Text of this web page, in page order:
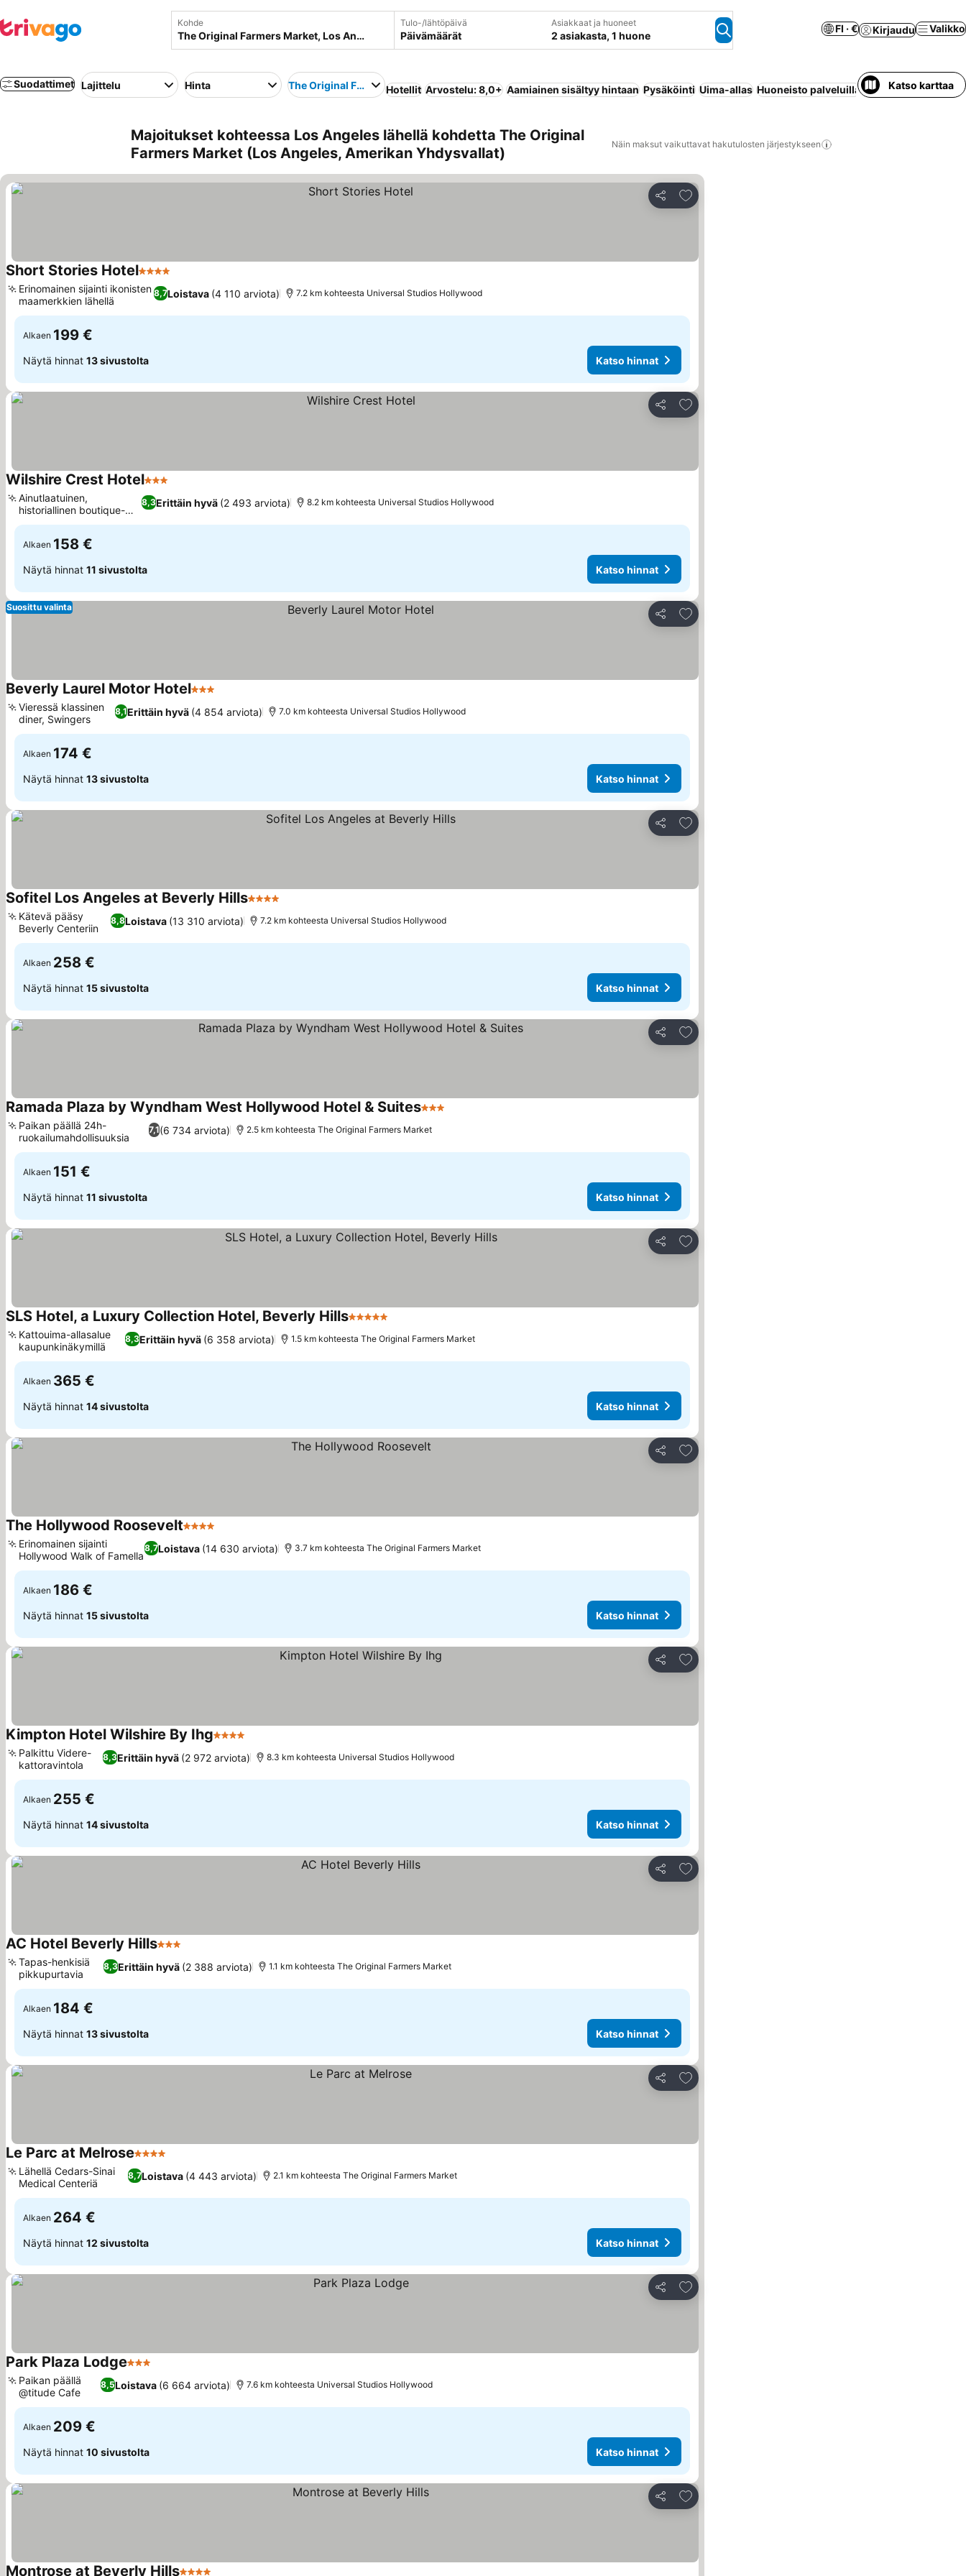
Kohde Tulo-/lähtöpäivä
Päivämäärät
Asiakkaat ja huoneet
2 asiakasta, 1 huone
FI · € Kirjaudu Valikko
Suodattimet Lajittelu Hinta The Original Farmers Market
Hotellit Arvostelu: 8,0+ Aamiainen sisältyy hintaan Pysäköinti Uima-allas Huoneisto palveluilla Maksuton peruutus
Katso karttaa
Majoitukset kohteessa Los Angeles lähellä kohdetta The Original
Farmers Market (Los Angeles, Amerikan Yhdysvallat)
Näin maksut vaikuttavat hakutulosten järjestykseen
Jaa
Lisää suosikkeihin
Short Stories Hotel4 Tähtiluokitus
8,7Loistava (4 110 arviota)
Erinomainen sijainti ikonisten
maamerkkien lähellä
7.2 km kohteesta Universal Studios Hollywood
Alkaen 199 €
Näytä hinnat 13 sivustolta Katso hinnat
Jaa
Lisää suosikkeihin
Wilshire Crest Hotel3 Tähtiluokitus
8,3Erittäin hyvä (2 493 arviota)
Ainutlaatuinen,
historiallinen boutique-
viehätys
8.2 km kohteesta Universal Studios Hollywood
Alkaen 158 €
Näytä hinnat 11 sivustolta Katso hinnat
Jaa
Lisää suosikkeihin
Suosittu valinta
Beverly Laurel Motor Hotel3 Tähtiluokitus
8,1Erittäin hyvä (4 854 arviota)
Vieressä klassinen
diner, Swingers
7.0 km kohteesta Universal Studios Hollywood
Alkaen 174 €
Näytä hinnat 13 sivustolta Katso hinnat
Jaa
Lisää suosikkeihin
Sofitel Los Angeles at Beverly Hills4 Tähtiluokitus
8,8Loistava (13 310 arviota)
Kätevä pääsy
Beverly Centeriin
7.2 km kohteesta Universal Studios Hollywood
Alkaen 258 €
Näytä hinnat 15 sivustolta Katso hinnat
Jaa
Lisää suosikkeihin
Ramada Plaza by Wyndham West Hollywood Hotel & Suites3 Tähtiluokitus
7,1(6 734 arviota)
Paikan päällä 24h-
ruokailumahdollisuuksia
2.5 km kohteesta The Original Farmers Market
Alkaen 151 €
Näytä hinnat 11 sivustolta Katso hinnat
Jaa
Lisää suosikkeihin
SLS Hotel, a Luxury Collection Hotel, Beverly Hills5 Tähtiluokitus
8,3Erittäin hyvä (6 358 arviota)
Kattouima-allasalue
kaupunkinäkymillä
1.5 km kohteesta The Original Farmers Market
Alkaen 365 €
Näytä hinnat 14 sivustolta Katso hinnat
Jaa
Lisää suosikkeihin
The Hollywood Roosevelt4 Tähtiluokitus
8,7Loistava (14 630 arviota)
Erinomainen sijainti
Hollywood Walk of Famella
3.7 km kohteesta The Original Farmers Market
Alkaen 186 €
Näytä hinnat 15 sivustolta Katso hinnat
Jaa
Lisää suosikkeihin
Kimpton Hotel Wilshire By Ihg4 Tähtiluokitus
8,3Erittäin hyvä (2 972 arviota)
Palkittu Videre-
kattoravintola
8.3 km kohteesta Universal Studios Hollywood
Alkaen 255 €
Näytä hinnat 14 sivustolta Katso hinnat
Jaa
Lisää suosikkeihin
AC Hotel Beverly Hills3 Tähtiluokitus
8,3Erittäin hyvä (2 388 arviota)
Tapas-henkisiä
pikkupurtavia
1.1 km kohteesta The Original Farmers Market
Alkaen 184 €
Näytä hinnat 13 sivustolta Katso hinnat
Jaa
Lisää suosikkeihin
Le Parc at Melrose4 Tähtiluokitus
8,7Loistava (4 443 arviota)
Lähellä Cedars-Sinai
Medical Centeriä
2.1 km kohteesta The Original Farmers Market
Alkaen 264 €
Näytä hinnat 12 sivustolta Katso hinnat
Jaa
Lisää suosikkeihin
Park Plaza Lodge3 Tähtiluokitus
8,5Loistava (6 664 arviota)
Paikan päällä
@titude Cafe
7.6 km kohteesta Universal Studios Hollywood
Alkaen 209 €
Näytä hinnat 10 sivustolta Katso hinnat
Jaa
Lisää suosikkeihin
Montrose at Beverly Hills